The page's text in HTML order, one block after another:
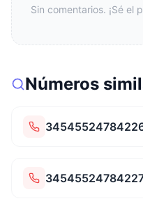
Sin comentarios. ¡Sé el
Números